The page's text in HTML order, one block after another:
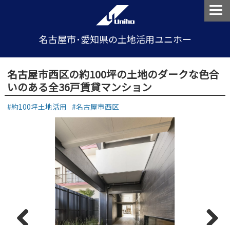
名古屋市･愛知県の土地活用ユニホー
名古屋市西区の約100坪の土地のダークな色合
いのある全36戸賃貸マンション
約100坪土地活用 名古屋市西区